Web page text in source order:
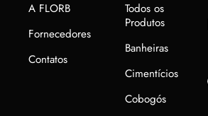
A FLORB
Fornecedores
Contatos
Todos os
Produtos
Banheiras
Cimentícios
Cobogós